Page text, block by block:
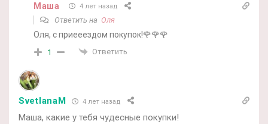
Маша 4 лет назад
Ответить на Оля
Оля, с приееездом покупок!🌹🌹🌹
1 Ответить
SvetlanaM 4 лет назад
Маша, какие у тебя чудесные покупки!